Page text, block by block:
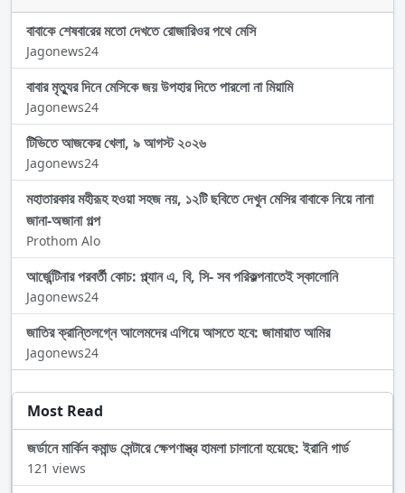
বাবাকে শেষবারের মতো দেখতে রোজারিওর পথে মেসি
Jagonews24
বাবার মৃত্যুর দিনে মেসিকে জয় উপহার দিতে পারলো না মিয়ামি
Jagonews24
টিভিতে আজকের খেলা, ৯ আগস্ট ২০২৬
Jagonews24
মহাতারকার মহীরূহ হওয়া সহজ নয়, ১২টি ছবিতে দেখুন মেসির বাবাকে নিয়ে নানা
জানা-অজানা গল্প
Prothom Alo
আর্জেন্টিনার পরবর্তী কোচ: প্ল্যান এ, বি, সি- সব পরিকল্পনাতেই স্কালোনি
Jagonews24
জাতির ক্রান্তিলগ্নে আলেমদের এগিয়ে আসতে হবে: জামায়াত আমির
Jagonews24
Most Read
জর্ডানে মার্কিন কমান্ড সেন্টারে ক্ষেপণাস্ত্র হামলা চালানো হয়েছে: ইরানি গার্ড
121 views